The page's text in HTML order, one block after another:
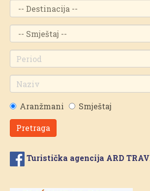
Aranžmani Smještaj
Pretraga
Turistička agencija ARD